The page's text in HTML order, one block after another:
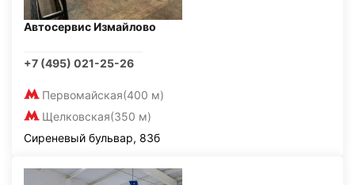
Автосервис Измайлово
+7 (495) 021-25-26
Первомайская(400 м)
Щелковская(350 м)
Сиреневый бульвар, 83б